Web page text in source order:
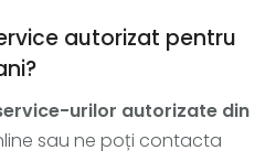
autorizat pentru
urilor autorizate din
sau ne poți contacta